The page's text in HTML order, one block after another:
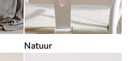
Natuur